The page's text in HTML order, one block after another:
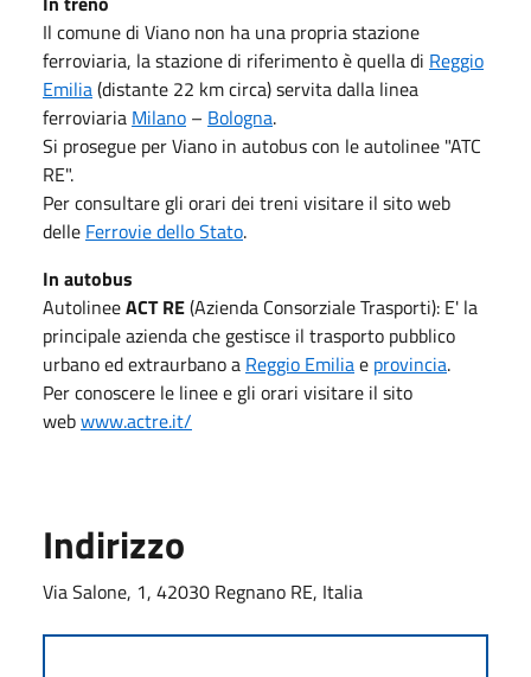
Il comune di Viano non ha una propria stazione
ferroviaria, la stazione di riferimento è quella di Reggio
Emilia(distante 22 km circa) servita dalla linea
ferroviaria Milano – Bologna.
Si prosegue per Viano in autobus con le autolinee "ATC
RE".
Per consultare gli orari dei treni visitare il sito web
delle Ferrovie dello Stato.
In autobus
AutolineeACT RE(Azienda Consorziale Trasporti): E' la
principale azienda che gestisce il trasporto pubblico
urbano ed extraurbano a Reggio Emiliae provincia.
Per conoscere le linee e gli orari visitare il sito
webwww.actre.it/
Indirizzo
Via Salone, 1, 42030 Regnano RE, Italia